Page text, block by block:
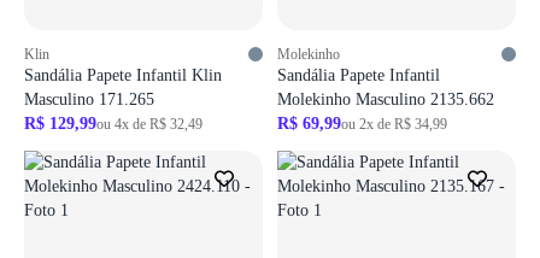
Klin
Sandália Papete Infantil Klin
Masculino 171.265
R$ 129,99ou 4x de R$ 32,49
Molekinho
Sandália Papete Infantil
Molekinho Masculino 2135.662
R$ 69,99ou 2x de R$ 34,99